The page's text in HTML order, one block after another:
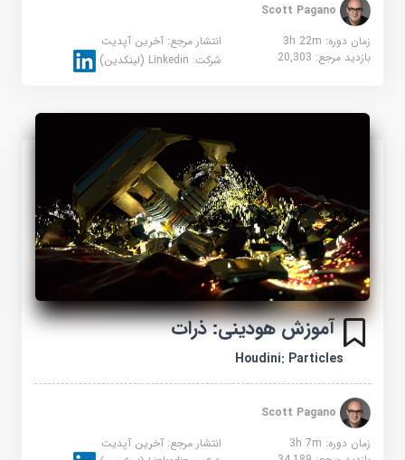
Scott Pagano
زمان دوره: 3h 22m
انتشار مرجع:آخرین آپدیت
بازدید مرجع:20,303 شرکت:Linkedin (لینکدین)
آموزش هودینی: ذرات
Houdini: Particles
Scott Pagano
زمان دوره: 3h 7m
انتشار مرجع:آخرین آپدیت